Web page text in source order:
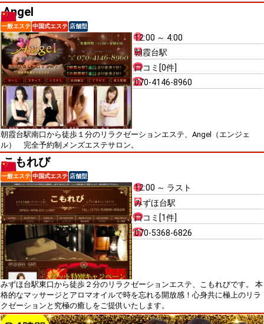
Angel
一般エステ 中国式エステ 店舗型
12:00 ～ 4:00
朝霞台駅
口コミ[0件]
070-4146-8960
朝霞台駅南口から徒歩１分のリラクゼーションエステ、Angel（エンジェ
ル） 完全予約制メンズエステサロン。
こもれび
一般エステ 中国式エステ 店舗型
12:00 ～ ラスト
みずほ台駅
口コミ[1件]
070-5368-6826
みずほ台駅東口から徒歩２分のリラクゼーションエステ、こもれびです。 本
格的なマッサージとアロマオイルで時を忘れる開放感！心身共に極上のリラ
クゼーションと究極の癒しをご提供いたします。